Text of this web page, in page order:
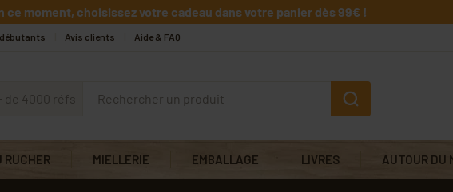
ce moment, choisissez votre cadeau dans votre panier dès 99€ !
débutants Avis clients Aide & FAQ
de 4000 réfs
RUCHER MIELLERIE EMBALLAGE LIVRES AUTOUR DU